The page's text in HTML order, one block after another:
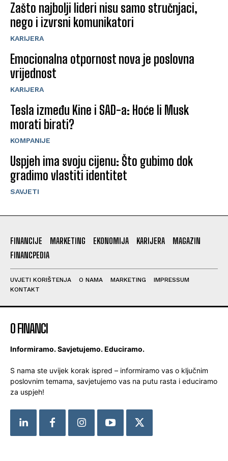
Zašto najbolji lideri nisu samo stručnjaci,
nego i izvrsni komunikatori
KARIJERA
Emocionalna otpornost nova je poslovna
vrijednost
KARIJERA
Tesla između Kine i SAD-a: Hoće li Musk
morati birati?
KOMPANIJE
Uspjeh ima svoju cijenu: Što gubimo dok
gradimo vlastiti identitet
SAVJETI
FINANCIJE MARKETING EKONOMIJA KARIJERA
MAGAZIN
FINANCPEDIA
UVJETI KORIŠTENJA O NAMA MARKETING
IMPRESSUM
KONTAKT
O FINANCI
Informiramo. Savjetujemo. Educiramo.
S nama ste uvijek korak ispred – informiramo vas o ključnim
poslovnim temama, savjetujemo vas na putu rasta i educiramo
za uspjeh!